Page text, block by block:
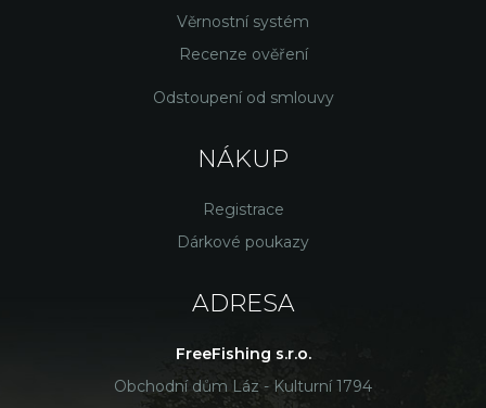
Věrnostní systém
Recenze ověření
Odstoupení od smlouvy
NÁKUP
Registrace
Dárkové poukazy
ADRESA
FreeFishing s.r.o.
Obchodní dům Láz - Kulturní 1794